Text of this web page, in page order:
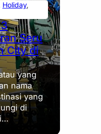
Holiday
Seru
City di
yang
nama
yang
di